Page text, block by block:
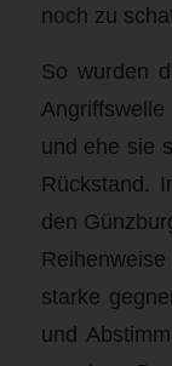
noch zu
So wurden
und ehe sie
Rückstand.
den
starke
und